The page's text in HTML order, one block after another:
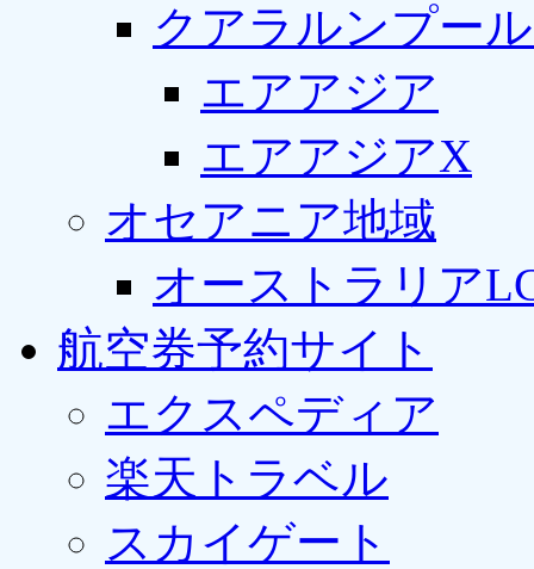
クアラルンプー
エアアジア
エアアジアX
オセアニア地域
オーストラリア
航空券予約サイト
エクスペディア
楽天トラベル
スカイゲート